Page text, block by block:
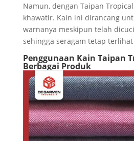
Namun, dengan Taipan
khawatir. Kain ini dirancang
warnanya meskipun telah
sehingga seragam tetap
Penggunaan Kain Taipan
Berbagai Produk